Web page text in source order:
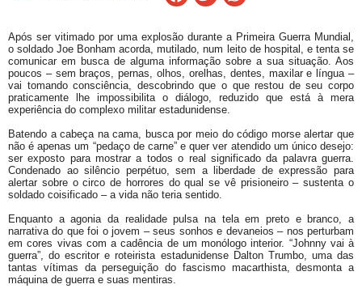
Após ser vitimado por uma explosão durante a Primeira Guerra Mundial,
o soldado Joe Bonham acorda, mutilado, num leito de hospital, e tenta se
comunicar em busca de alguma informação sobre a sua situação. Aos
poucos – sem braços, pernas, olhos, orelhas, dentes, maxilar e língua –
vai tomando consciência, descobrindo que o que restou de seu corpo
praticamente lhe impossibilita o diálogo, reduzido que está à mera
experiência do complexo militar estadunidense.
Batendo a cabeça na cama, busca por meio do código morse alertar que
não é apenas um “pedaço de carne” e quer ver atendido um único desejo:
ser exposto para mostrar a todos o real significado da palavra guerra.
Condenado ao silêncio perpétuo, sem a liberdade de expressão para
alertar sobre o circo de horrores do qual se vê prisioneiro – sustenta o
soldado coisificado – a vida não teria sentido.
Enquanto a agonia da realidade pulsa na tela em preto e branco, a
narrativa do que foi o jovem – seus sonhos e devaneios – nos perturbam
em cores vivas com a cadência de um monólogo interior. “Johnny vai à
guerra”, do escritor e roteirista estadunidense Dalton Trumbo, uma das
tantas vítimas da perseguição do fascismo macarthista, desmonta a
máquina de guerra e suas mentiras.